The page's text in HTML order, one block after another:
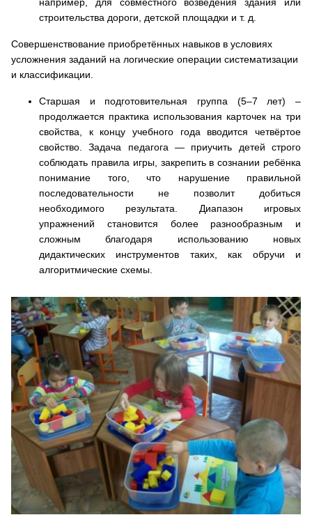
строительства дороги, детской площадки и т. д.
Совершенствование приобретённых навыков в условиях
усложнения заданий на логические операции систематизации
и классификации
Старшая и подготовительная группа (5–7 лет) –
продолжается практика использования карточек на три
свойства, к концу учебного года вводится четвёртое
свойство. Задача педагога — приучить детей строго
соблюдать правила игры, закрепить в сознании ребёнка
понимание того, что нарушение правильной
последовательности не позволит добиться
необходимого результата. Диапазон игровых
упражнений становится более разнообразным и
сложным благодаря использованию новых
дидактических инструментов таких, как обручи и
алгоритмические схемы.